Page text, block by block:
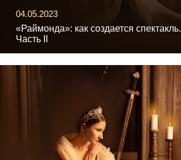
04.05.2023
«Раймонда»: как создается спектакль.
Часть II